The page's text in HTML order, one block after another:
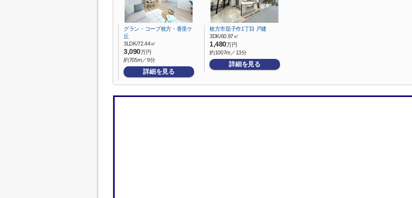
グラン・コープ枚方・香里ケ
丘
3LDK/72.44㎡
3,090万円
約705m／9分
詳細を見る
枚方市茄子作1丁目 戸建
3DK/60.97㎡
1,480万円
約1007m／13分
詳細を見る